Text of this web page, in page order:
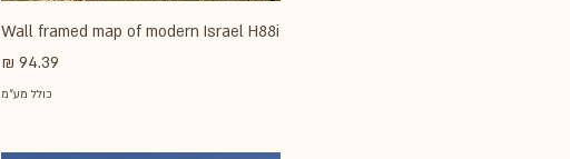
Wall framed map of modern Israel H88i
מחיר
כולל מע״מ